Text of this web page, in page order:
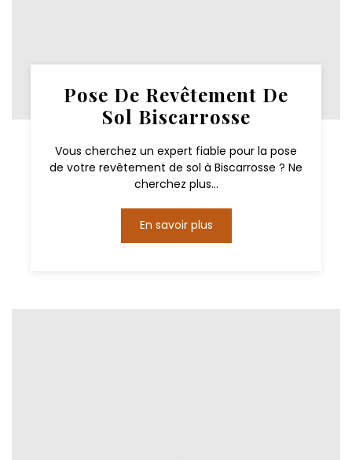
Pose De Revêtement De
Sol Biscarrosse
Vous cherchez un expert fiable pour la pose
de votre revêtement de sol à Biscarrosse ? Ne
cherchez plus...
En savoir plus